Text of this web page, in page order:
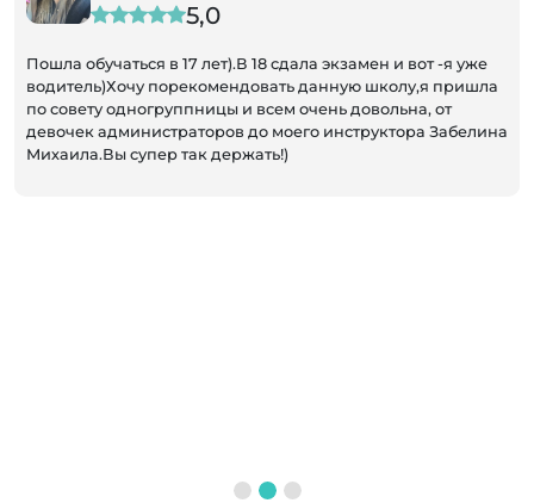
5,0
обучаться в 17 лет).В 18 сдала экзамен и вот -я уже
порекомендовать данную школу,я пришла
совету одногруппницы и всем очень довольна, от
администраторов до моего инструктора Забелина
супер так держать!)